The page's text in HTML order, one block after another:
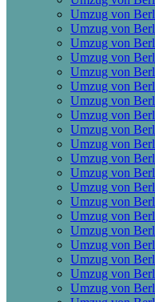
Umzug von
Umzug von
Umzug von
Umzug von
Umzug von
Umzug von
Umzug von
Umzug von
Umzug von
Umzug von
Umzug von
Umzug von
Umzug von
Umzug von
Umzug von
Umzug von
Umzug von
Umzug von
Umzug von
Umzug von